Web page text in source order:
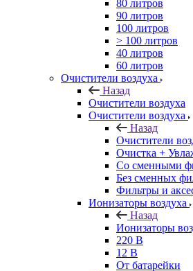
80 литров
90 литров
100 литров
> 100 литров
40 литров
60 литров
Очистители воздуха
Назад
Очистители воздуха
Очистители воздуха
Назад
Очистители
Очистка +
Cо сменными
Без сменных
Фильтры и
Ионизаторы воздуха
Назад
Ионизаторы
220 В
12 В
От батарейки